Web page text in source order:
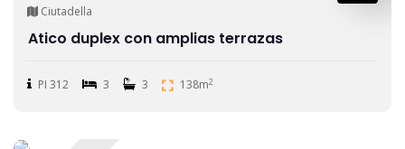
Ciutadella
Atico duplex con amplias terrazas
PI 312 3 3 138m2